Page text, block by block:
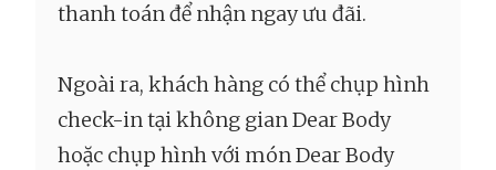
thanh toán để nhận ngay ưu đãi.
Ngoài ra, khách hàng có thể chụp hình
check-in tại không gian Dear Body
hoặc chụp hình với món Dear Body